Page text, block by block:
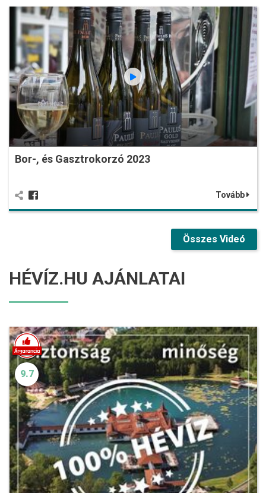
Bor-, és Gasztrokorzó 2023
Tovább
Összes Videó
HÉVÍZ.HU AJÁNLATAI
9.7